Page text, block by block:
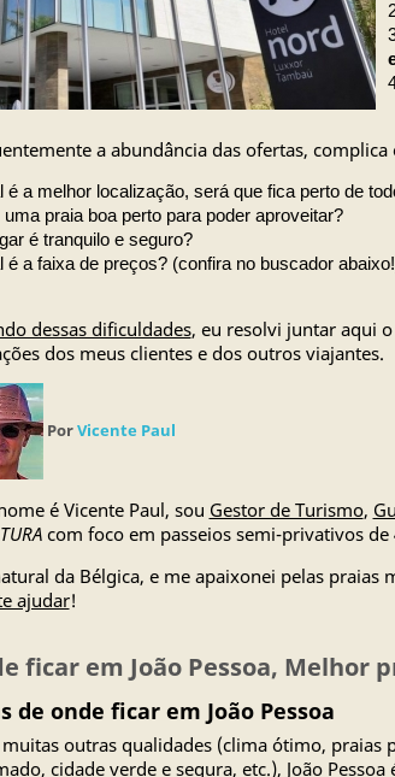
a abundância das ofertas, complica
é a melhor localização, será que fica perto de
uma praia boa perto para poder aproveitar?
é tranquilo e seguro?
é a faixa de preços? (confira no buscador
dessas dificuldades, eu resolvi juntar aqui
dos meus clientes e dos outros viajantes.
PorVicente Paul
é Vicente Paul, sou Gestor de Turismo,
com foco em passeios semi-privativos de
da Bélgica, e me apaixonei pelas praias
ajudar!
ficar em João Pessoa, Melhor
de onde ficar em João Pessoa
muitas outras qualidades (clima ótimo, praias
cidade verde e segura, etc.), João